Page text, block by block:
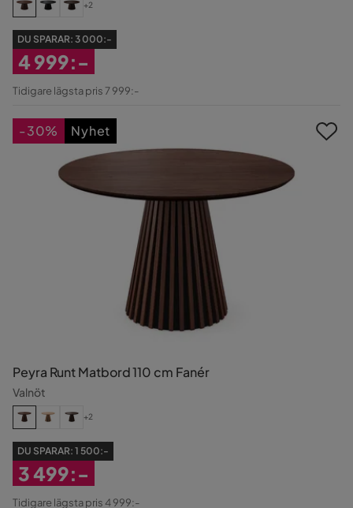
+2
DU SPARAR: 3 000:-
Rabatterat
4 999:-
Tidigare lägsta pris 7 999:-
Peyra Runt Matbord 110 cm Fanér
Valnöt
+2
DU SPARAR: 1 500:-
Rabatterat
3 499:-
Tidigare lägsta pris 4 999:-
-30% Nyhet